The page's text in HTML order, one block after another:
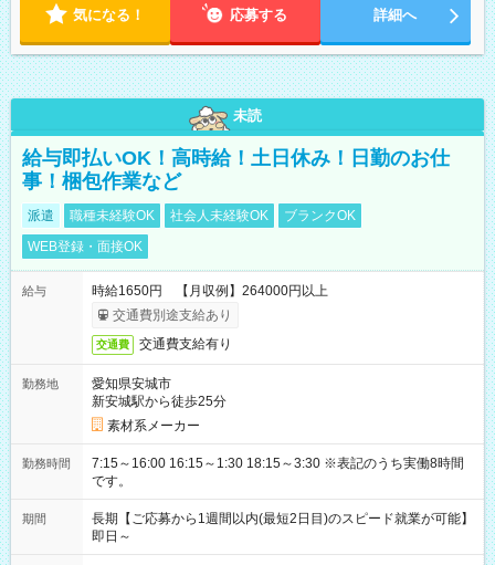
気になる！ 応募する 詳細へ
未読
給与即払いOK！高時給！土日休み！日勤のお仕
事！梱包作業など
派遣 職種未経験OK 社会人未経験OK
ブランクOK
WEB登録・面接OK
給与
時給1650円 【月収例】264000円以上
交通費別途支給あり
交通費 交通費支給有り
勤務地
愛知県安城市
新安城駅から徒歩25分
素材系メーカー
勤務時間
7:15～16:00 16:15～1:30 18:15～3:30 ※表記のうち実働8時間
です。
期間
長期【ご応募から1週間以内(最短2日目)のスピード就業が可能】
即日～